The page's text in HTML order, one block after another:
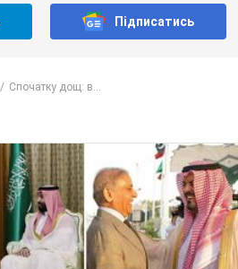
Підписатись
Спочатку дощ: в...